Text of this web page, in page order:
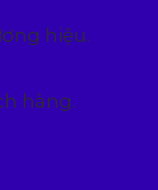
hiệu.
hàng.